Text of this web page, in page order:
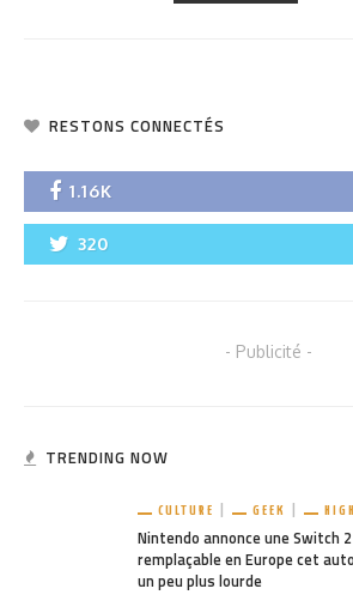
RESTONS CONNECTÉS
1.16K
320
- Publicité -
TRENDING NOW
CULTURE GEEK
Nintendo annonce une Switch
remplaçable en Europe cet
un peu plus lourde